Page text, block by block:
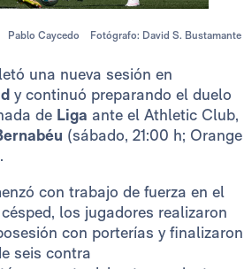
Pablo Caycedo Fotógrafo: David S. Bustamante
una nueva sesión en
y continuó preparando el duelo
de Liga ante el Athletic Club,
(sábado, 21:00 h; Orange
con trabajo de fuerza en el
los jugadores realizaron
con porterías y finalizaron
seis contra